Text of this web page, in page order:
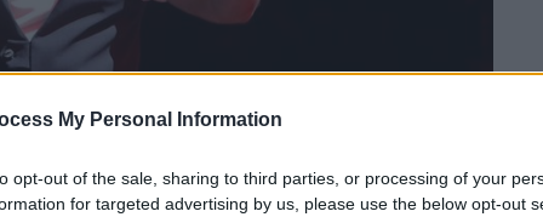
My Personal Information
opt-out of the sale, sharing to third parties, or processing of your
for targeted advertising by us, please use the below opt-out